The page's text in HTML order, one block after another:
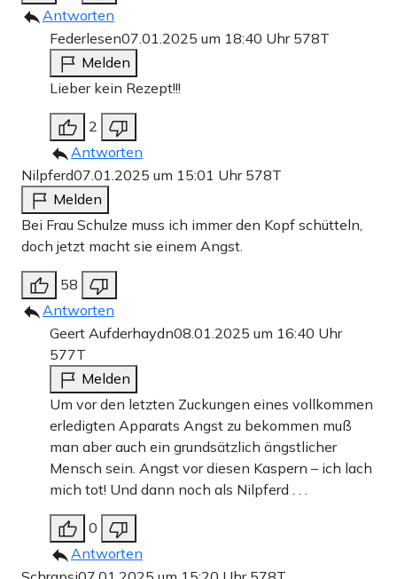
Antworten
Federlesen07.01.2025 um 18:40 Uhr 578T
Melden
Lieber kein Rezept!!!
2
Antworten
Nilpferd07.01.2025 um 15:01 Uhr 578T
Melden
Bei Frau Schulze muss ich immer den Kopf schütteln,
doch jetzt macht sie einem Angst.
58
Antworten
Geert Aufderhaydn08.01.2025 um 16:40 Uhr
577T
Melden
Um vor den letzten Zuckungen eines vollkommen
erledigten Apparats Angst zu bekommen muß
man aber auch ein grundsätzlich ängstlicher
Mensch sein. Angst vor diesen Kaspern – ich lach
mich tot! Und dann noch als Nilpferd . . .
0
Antworten